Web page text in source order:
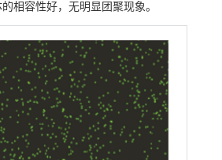
相容性好，无明显团聚现象。